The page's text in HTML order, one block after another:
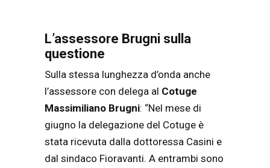
L’assessore Brugni sulla
questione
Sulla stessa lunghezza d’onda anche
l’assessore con delega al Cotuge
Massimiliano Brugni: “Nel mese di
giugno la delegazione del Cotuge è
stata ricevuta dalla dottoressa Casini e
dal sindaco Fioravanti. A entrambi sono